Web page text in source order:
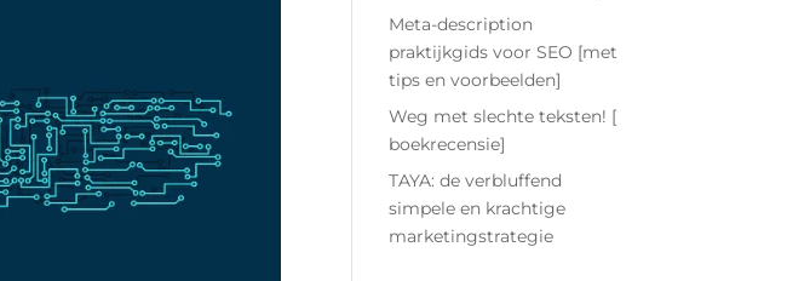
Meta-description
praktijkgids voor SEO [met
tips en voorbeelden]
Weg met slechte teksten! [
boekrecensie]
TAYA: de verbluffend
simpele en krachtige
marketingstrategie